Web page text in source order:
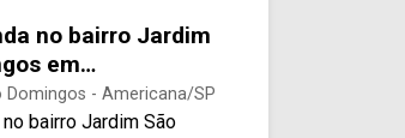
no bairro Jardim
em
SP
Domingos - Americana/SP
bairro Jardim São